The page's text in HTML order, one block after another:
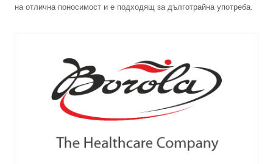
на отлична поносимост и е подходящ за дълготрайна употреба.